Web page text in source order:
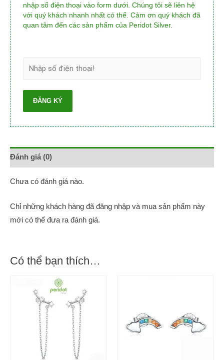
nhập số điện thoại vào form dưới. Chúng tôi sẽ liên hệ
với quý khách nhanh nhất có thể. Cảm ơn quý khách đã
quan tâm đến các sản phẩm của Peridot Silver.
ĐĂNG KÝ
Đánh giá (0)
Chưa có đánh giá nào.
Chỉ những khách hàng đã đăng nhập và mua sản phẩm này
mới có thể đưa ra đánh giá.
Có thể bạn thích…